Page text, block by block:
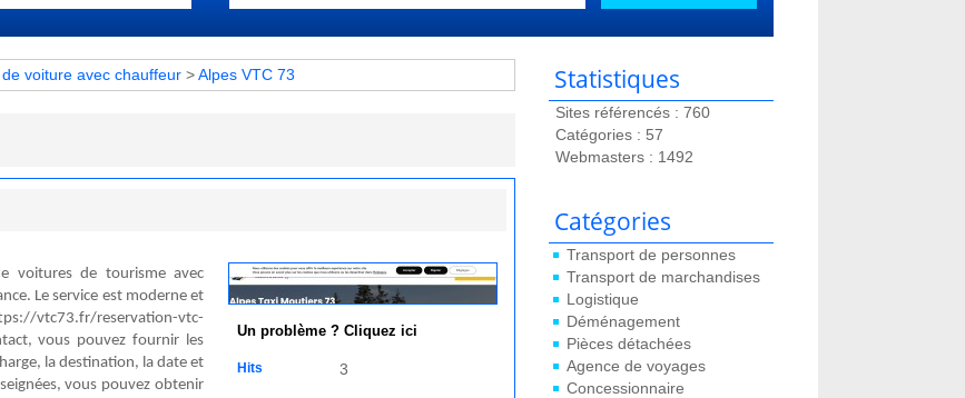
Statistiques
Sites référencés : 760
Catégories : 57
Webmasters : 1492
Catégories
Transport de personnes
Transport de marchandises
Logistique
Déménagement
Pièces détachées
Agence de voyages
Concessionnaire
voiture avec chauffeur >Alpes VTC 73
voitures de tourisme avec
Le service est moderne et
vtc73.fr/reservation-vtc-
vous pouvez fournir les
la destination, la date et
vous pouvez obtenir
Un problème ? Cliquez ici
Hits 3